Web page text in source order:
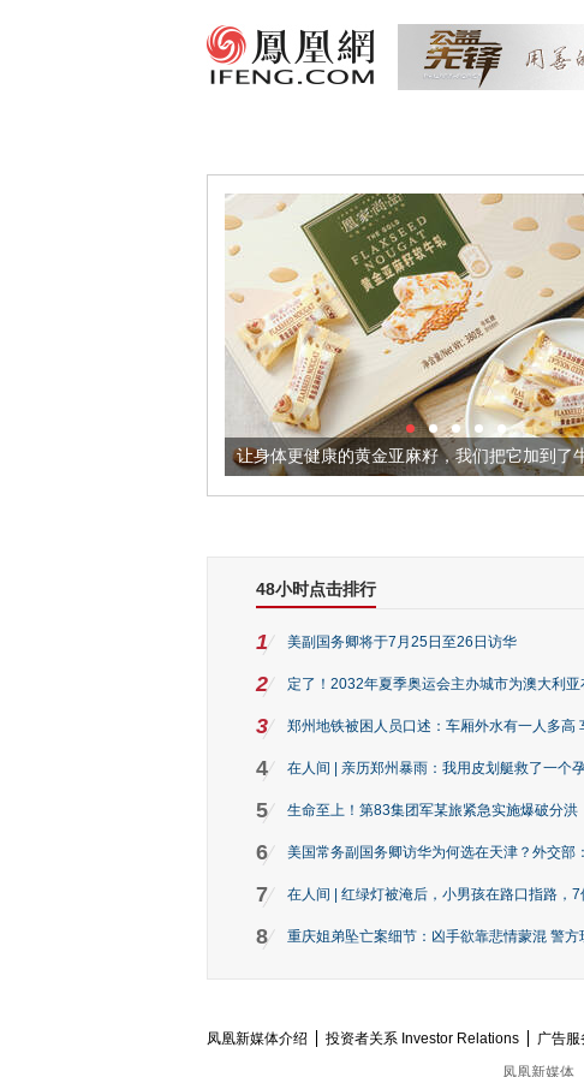
让身体更健康的黄金亚麻籽，我们把它加到了
48小时点击排行
1 美副国务卿将于7月25日至26日访华
2 定了！2032年夏季奥运会主办城市为澳大利亚
3 郑州地铁被困人员口述：车厢外水有一人多高
4 在人间 | 亲历郑州暴雨：我用皮划艇救了一个
5 生命至上！第83集团军某旅紧急实施爆破分洪
6 美国常务副国务卿访华为何选在天津？外交部
7 在人间 | 红绿灯被淹后，小男孩在路口指路，7
8 重庆姐弟坠亡案细节：凶手欲靠悲情蒙混 警方
凤凰新媒体介绍 投资者关系 Investor Relations 广告服
凤凰新媒体